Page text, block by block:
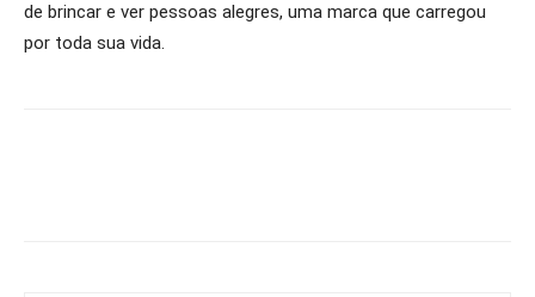
de brincar e ver pessoas alegres, uma marca que carregou
por toda sua vida.